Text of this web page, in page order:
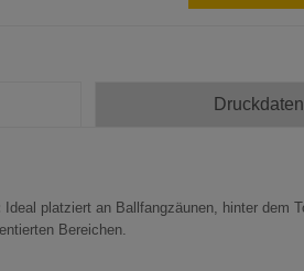
Ideal platziert an Ballfangzäunen, hinter dem
Bereichen.
Druckdaten